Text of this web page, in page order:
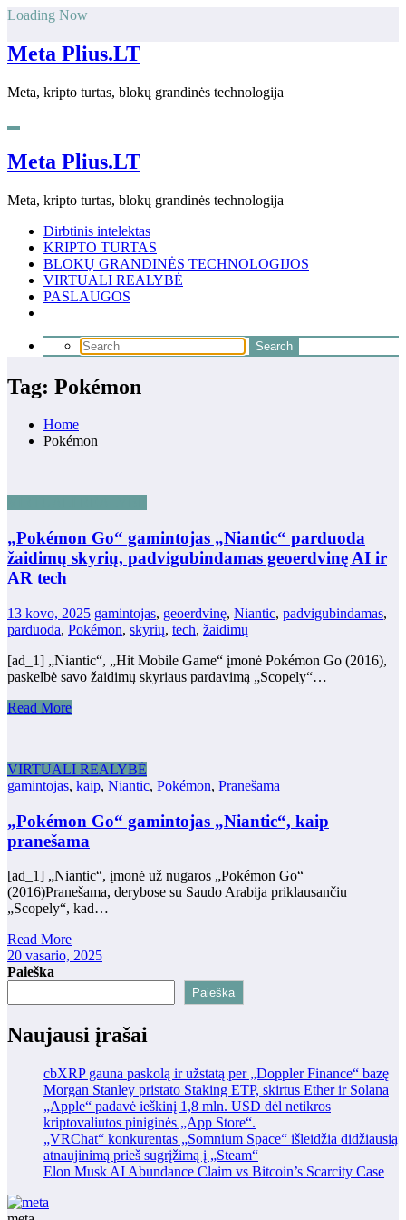
Skip
content
Loading Now
Meta Plius.LT
Meta, kripto turtas, blokų grandinės technologija
Meta Plius.LT
Meta, kripto turtas, blokų grandinės technologija
Dirbtinis intelektas
KRIPTO TURTAS
BLOKŲ GRANDINĖS TECHNOLOGIJOS
VIRTUALI REALYBĖ
PASLAUGOS
Tag: Pokémon
Home
Pokémon
„Pokémon Go“ gamintojas „Niantic“ parduoda
žaidimų skyrių, padvigubindamas geoerdvinę AI ir
AR tech
13 kovo, 2025 gamintojas, geoerdvinę, Niantic, padvigubindamas,
parduoda, Pokémon, skyrių, tech, žaidimų
[ad_1] „Niantic“, „Hit Mobile Game“ įmonė Pokémon Go (2016),
paskelbė savo žaidimų skyriaus pardavimą „Scopely“…
Read More
VIRTUALI REALYBĖ
gamintojas, kaip, Niantic, Pokémon, Pranešama
„Pokémon Go“ gamintojas „Niantic“, kaip
pranešama
[ad_1] „Niantic“, įmonė už nugaros „Pokémon Go“
(2016)Pranešama, derybose su Saudo Arabija priklausančiu
„Scopely“, kad…
Read More
20 vasario, 2025
Paieška
Paieška
Naujausi įrašai
cbXRP gauna paskolą ir užstatą per „Doppler Finance“ bazę
Morgan Stanley pristato Staking ETP, skirtus Ether ir Solana
„Apple“ padavė ieškinį 1,8 mln. USD dėl netikros
kriptovaliutos piniginės „App Store“.
„VRChat“ konkurentas „Somnium Space“ išleidžia didžiausią
atnaujinimą prieš sugrįžimą į „Steam“
Elon Musk AI Abundance Claim vs Bitcoin’s Scarcity Case